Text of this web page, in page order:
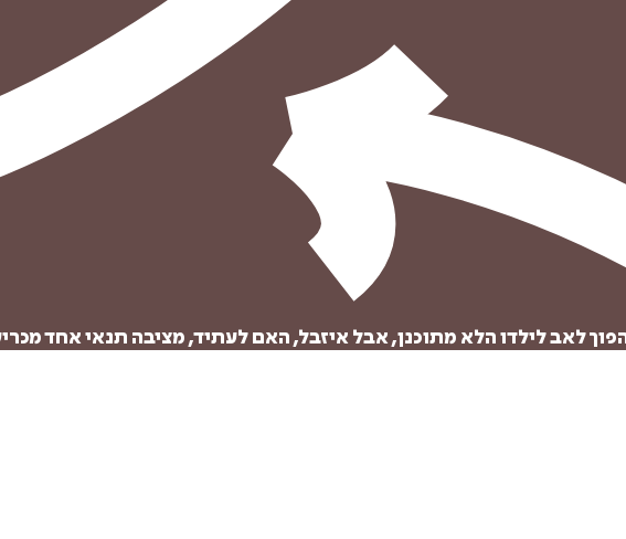
לסל
לאב לילדו הלא מתוכנן, אבל איזבל, האם לעתיד, מציבה תנאי אחד